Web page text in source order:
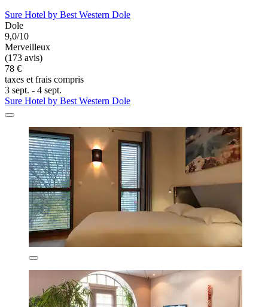
Sure Hotel by Best Western Dole
Dole
9,0/10
Merveilleux
(173 avis)
78 €
taxes et frais compris
3 sept. - 4 sept.
Sure Hotel by Best Western Dole